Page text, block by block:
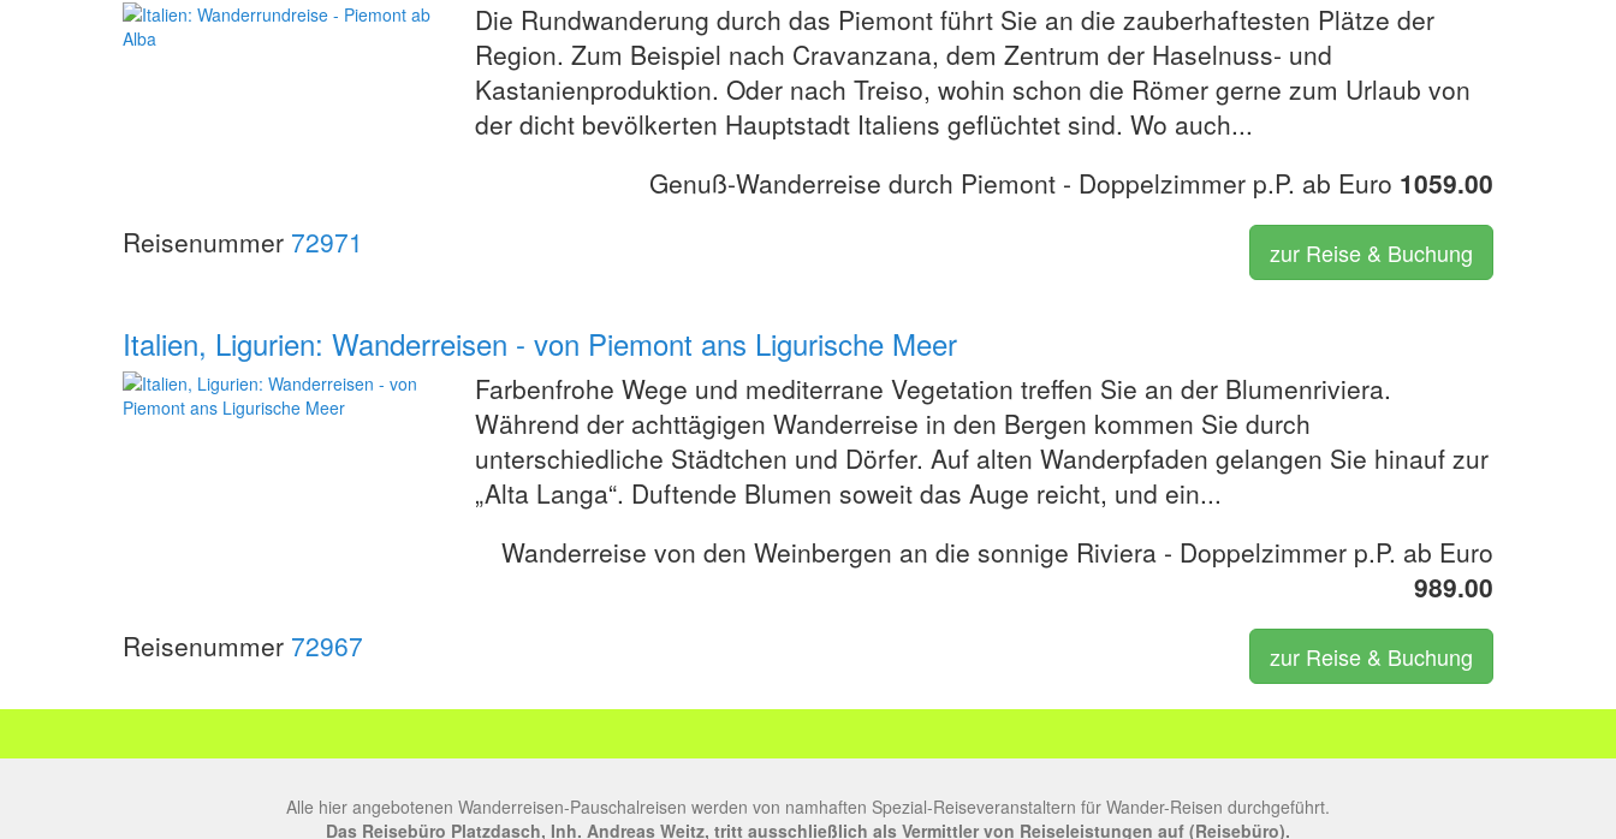
Die Rundwanderung durch das Piemont führt Sie an die zauberhaftesten Plätze der
Region. Zum Beispiel nach Cravanzana, dem Zentrum der Haselnuss- und
Kastanienproduktion. Oder nach Treiso, wohin schon die Römer gerne zum Urlaub von
der dicht bevölkerten Hauptstadt Italiens geflüchtet sind. Wo auch...
Genuß-Wanderreise durch Piemont - Doppelzimmer p.P. ab Euro 1059.00
Reisenummer 72971 zur Reise & Buchung
Italien, Ligurien: Wanderreisen - von Piemont ans Ligurische Meer
Farbenfrohe Wege und mediterrane Vegetation treffen Sie an der Blumenriviera.
Während der achttägigen Wanderreise in den Bergen kommen Sie durch
unterschiedliche Städtchen und Dörfer. Auf alten Wanderpfaden gelangen Sie hinauf zur
„Alta Langa“. Duftende Blumen soweit das Auge reicht, und ein...
Wanderreise von den Weinbergen an die sonnige Riviera - Doppelzimmer p.P. ab Euro
989.00
Reisenummer 72967 zur Reise & Buchung
Alle hier angebotenen Wanderreisen-Pauschalreisen werden von namhaften Spezial-Reiseveranstaltern für Wander-Reisen durchgeführt.
Das Reisebüro Platzdasch, Inh. Andreas Weitz, tritt ausschließlich als Vermittler von Reiseleistungen auf (Reisebüro).